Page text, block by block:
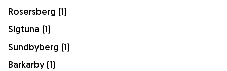
Rosersberg (1)
Sigtuna (1)
Sundbyberg (1)
Barkarby (1)